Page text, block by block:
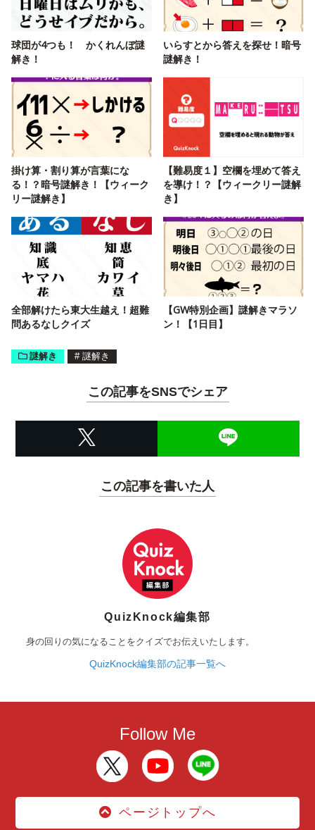
球団が4つも！ かくれんぼ謎
解き！
いらすとから答えを探せ！暗号
謎解き！
掛け算・割り算が言葉にな
る！？暗号謎解き！【ウィーク
リー謎解き】
【難易度１】空欄を埋めて答え
を導け！？【ウィークリー謎解
き】
全部解けたら東大生越え！超難
問あるなしクイズ
【GW特別企画】謎解きマラソ
ン！【1日目】
謎解き # 謎解き
この記事をSNSでシェア
この記事を書いた人
QuizKnock編集部
身の回りの気になることをクイズでお伝えいたします。
QuizKnock編集部の記事一覧へ
Follow Me
ページトップへ